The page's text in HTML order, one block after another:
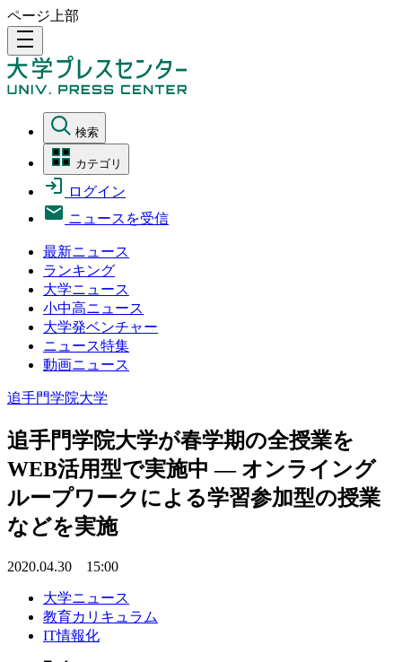
ページ上部
density_medium
検索
カテゴリ
ログイン
ニュースを受信
最新ニュース
ランキング
大学ニュース
小中高ニュース
大学発ベンチャー
ニュース特集
動画ニュース
追手門学院大学
追手門学院大学が春学期の全授業を
WEB活用型で実施中 — オンライング
ループワークによる学習参加型の授業
などを実施
2020.04.30 15:00
大学ニュース
教育カリキュラム
IT情報化